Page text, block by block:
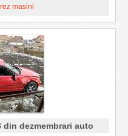
masini
din dezmembrari auto